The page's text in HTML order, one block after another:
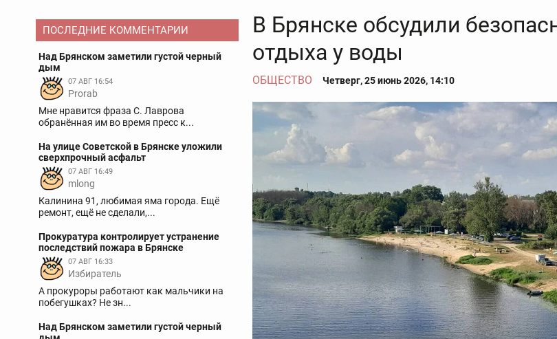
ПОСЛЕДНИЕ КОММЕНТАРИИ
Над Брянском заметили густой черный
дым
07 АВГ 16:54
Prorab
Мне нравится фраза С. Лаврова
обранённая им во время пресс к...
На улице Советской в Брянске уложили
сверхпрочный асфальт
07 АВГ 16:49
mlong
Калинина 91, любимая яма города. Ещё
ремонт, ещё не сделали,...
Прокуратура контролирует устранение
последствий пожара в Брянске
07 АВГ 16:33
Избиратель
А прокуроры работают как мальчики на
побегушках? Не зн...
Над Брянском заметили густой черный
В Брянске обсудили
отдыха у воды
ОБЩЕСТВО Четверг, 25 июнь 2026, 14:10